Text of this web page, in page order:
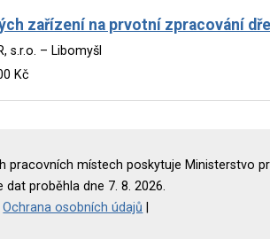
zařízení na prvotní zpracování
s.r.o. – Libomyšl
Kč
pracovních místech poskytuje Ministerstvo
dat proběhla dne 7. 8. 2026.
|Ochrana osobních údajů